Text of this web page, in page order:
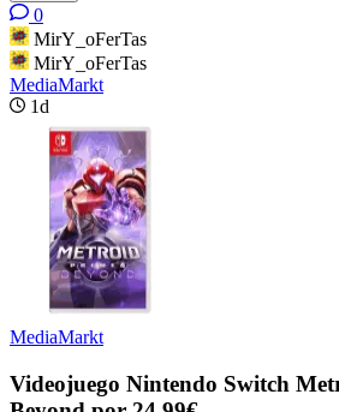
0
MirY_oFerTas
MirY_oFerTas
MediaMarkt
1d
MediaMarkt
Videojuego Nintendo Switch